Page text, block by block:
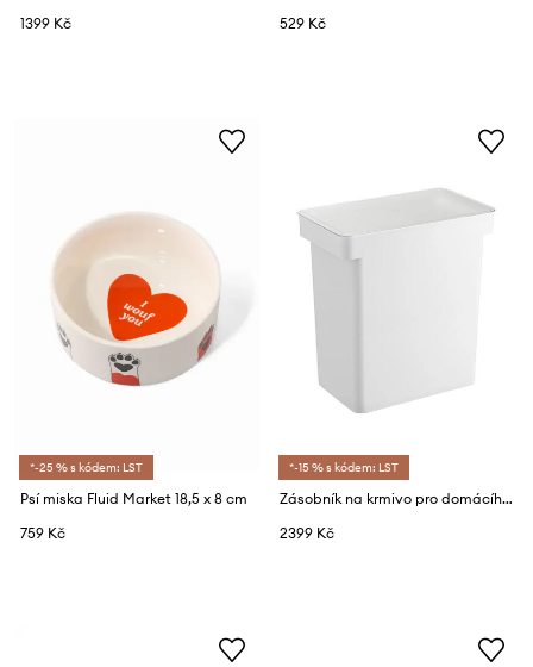
1399 Kč
529 Kč
*-25 % s kódem: LST
Psí miska Fluid Market 18,5 x 8 cm
759 Kč
*-15 % s kódem: LST
Zásobník na krmivo pro domácího mazlíčka Yamazaki Tower 25 L
2399 Kč